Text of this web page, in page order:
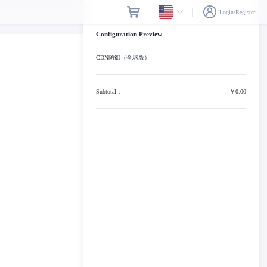
Login/Register
Configuration Preview
CDN防御（全球版）
Subtotal： ￥0.00